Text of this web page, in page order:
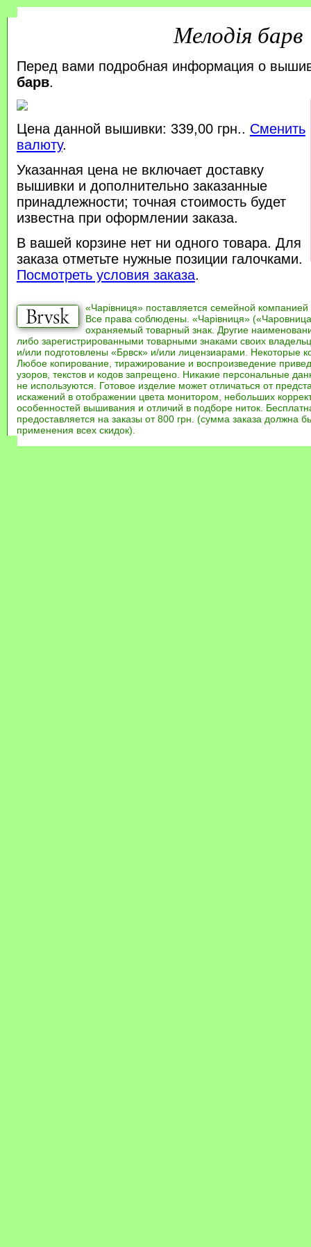
Мелодія барв
Перед вами подробная информация о
барв.
Цена данной вышивки: 339,00 грн.. Сменить
валюту.
Указанная цена не включает доставку
вышивки и дополнительно заказанные
принадлежности; точная стоимость будет
известна при оформлении заказа.
В вашей корзине нет ни одного товара. Для
заказа отметьте нужные позиции галочками.
Посмотреть условия заказа.
«Чарівниця» поставляется семейной компанией
Все права соблюдены. «Чарівниця»
охраняемый товарный знак. Другие
либо зарегистрированными товарными знаками своих
и/или подготовлены «Брвск» и/или лицензиарами. Некоторые
Любое копирование, тиражирование и воспроизведение
узоров, текстов и кодов запрещено. Никакие персональные
не используются. Готовое изделие может отличаться от
искажений в отображении цвета монитором, небольших
особенностей вышивания и отличий в подборе ниток.
предоставляется на заказы от 800 грн. (сумма заказа должна
применения всех скидок).